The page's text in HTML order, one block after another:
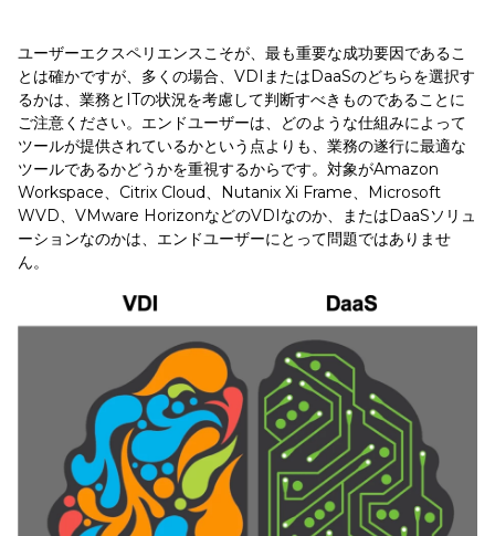
ユーザーエクスペリエンスこそが、最も重要な成功要因であるこ
とは確かですが、多くの場合、VDIまたはDaaSのどちらを選択す
るかは、業務とITの状況を考慮して判断すべきものであることに
ご注意ください。エンドユーザーは、どのような仕組みによって
ツールが提供されているかという点よりも、業務の遂行に最適な
ツールであるかどうかを重視するからです。対象がAmazon
Workspace、Citrix Cloud、Nutanix Xi Frame、Microsoft
WVD、VMware HorizonなどのVDIなのか、またはDaaSソリュ
ーションなのかは、エンドユーザーにとって問題ではありませ
ん。